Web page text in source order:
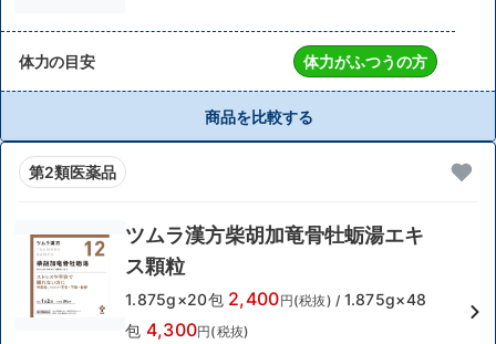
体力の目安 体力がふつうの方
商品を比較する
第2類医薬品
ツムラ漢方柴胡加竜骨牡蛎湯エキ
ス顆粒
1.875g×20包 2,400円(税抜) / 1.875g×48
包 4,300円(税抜)